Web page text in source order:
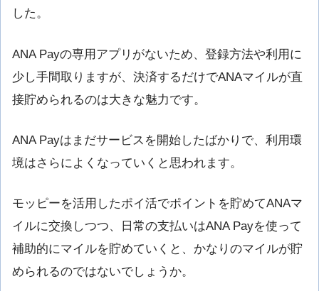
した。
ANA Payの専用アプリがないため、登録方法や利用に
少し手間取りますが、決済するだけでANAマイルが直
接貯められるのは大きな魅力です。
ANA Payはまだサービスを開始したばかりで、利用環
境はさらによくなっていくと思われます。
モッピーを活用したポイ活でポイントを貯めてANAマ
イルに交換しつつ、日常の支払いはANA Payを使って
補助的にマイルを貯めていくと、かなりのマイルが貯
められるのではないでしょうか。